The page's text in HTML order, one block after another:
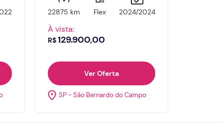
22875 km Flex 2024/2024
À vista:
R$129.900,00
Ver Oferta
SP - São Bernardo do Campo